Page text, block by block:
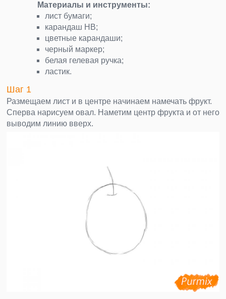
Материалы и инструменты:
лист бумаги;
карандаш НВ;
цветные карандаши;
черный маркер;
белая гелевая ручка;
ластик.
Шаг 1
Размещаем лист и в центре начинаем намечать фрукт.
Сперва нарисуем овал. Наметим центр фрукта и от него
выводим линию вверх.